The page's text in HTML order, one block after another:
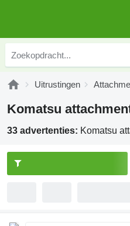
Uitrustingen
Komatsu
33 advertenties: Komatsu